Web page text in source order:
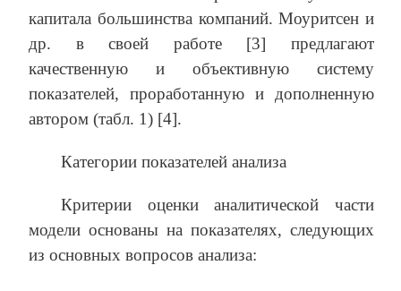
капитала большинства компаний. Моуритсен и
др. в своей работе [3] предлагают
качественную и объективную систему
показателей, проработанную и дополненную
автором (табл. 1) [4].
Категории показателей анализа
Критерии оценки аналитической части
модели основаны на показателях, следующих
из основных вопросов анализа: